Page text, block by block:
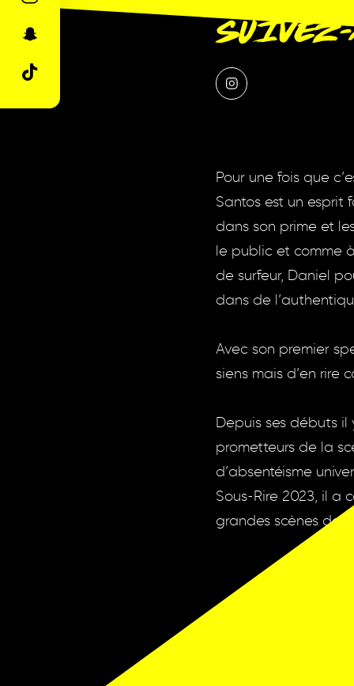
Pour une fois que
Santos est un esprit
dans son prime et
le public et comme
de surfeur, Daniel
dans de
Avec son premier
siens mais d’en rire
Depuis ses débuts il
prometteurs de la
d’absentéisme
Sous-Rire 2023, il a
grandes scènes de